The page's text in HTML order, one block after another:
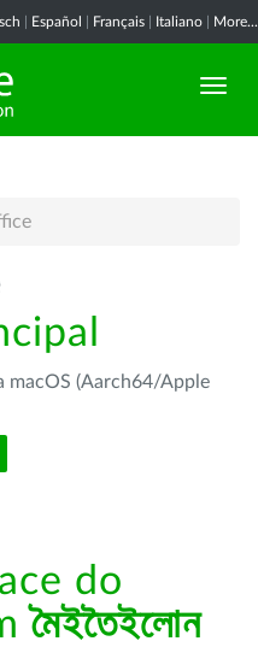
Español Français Italiano More...
macOS (Aarch64/Apple
do
মৈইতৈইলোন